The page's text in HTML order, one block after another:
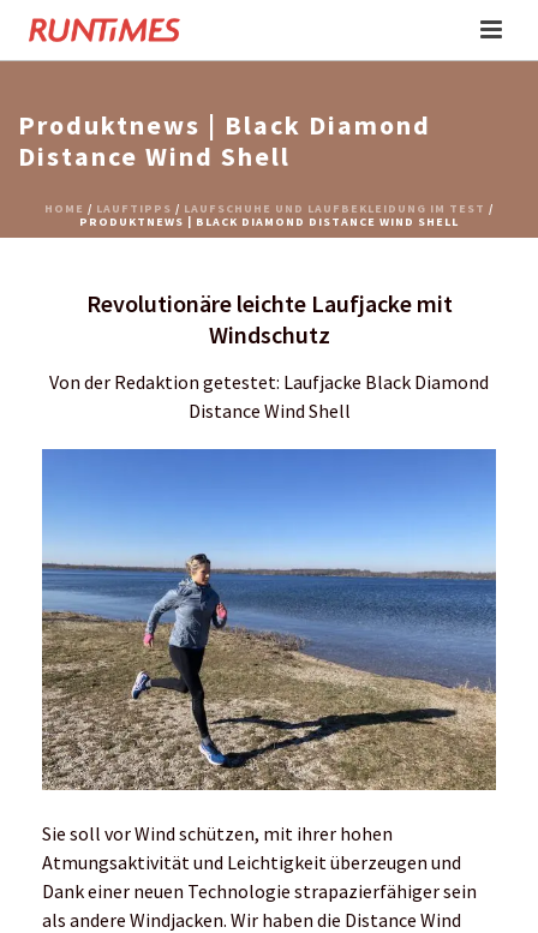
Produktnews | Black Diamond
Distance Wind Shell
HOME / LAUFTIPPS / LAUFSCHUHE UND LAUFBEKLEIDUNG IM TEST /
PRODUKTNEWS | BLACK DIAMOND DISTANCE WIND SHELL
Revolutionäre leichte Laufjacke mit
Windschutz
Von der Redaktion getestet: Laufjacke Black Diamond
Distance Wind Shell
Sie soll vor Wind schützen, mit ihrer hohen
Atmungsaktivität und Leichtigkeit überzeugen und
Dank einer neuen Technologie strapazierfähiger sein
als andere Windjacken. Wir haben die Distance Wind